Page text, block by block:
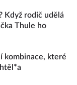
Když rodič udělá
Thule ho
kombinace, které